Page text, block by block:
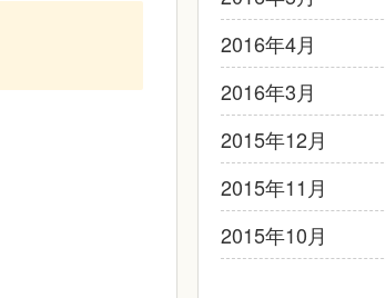
2016年4月
2016年3月
2015年12月
2015年11月
2015年10月